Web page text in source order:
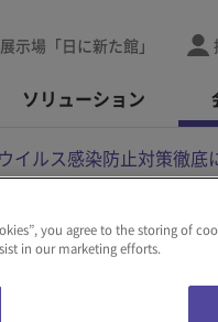
示場「日に新た館」
ソリューション
イルス感染防止対策徹底
止対
you agree to the storing of
in our marketing efforts.